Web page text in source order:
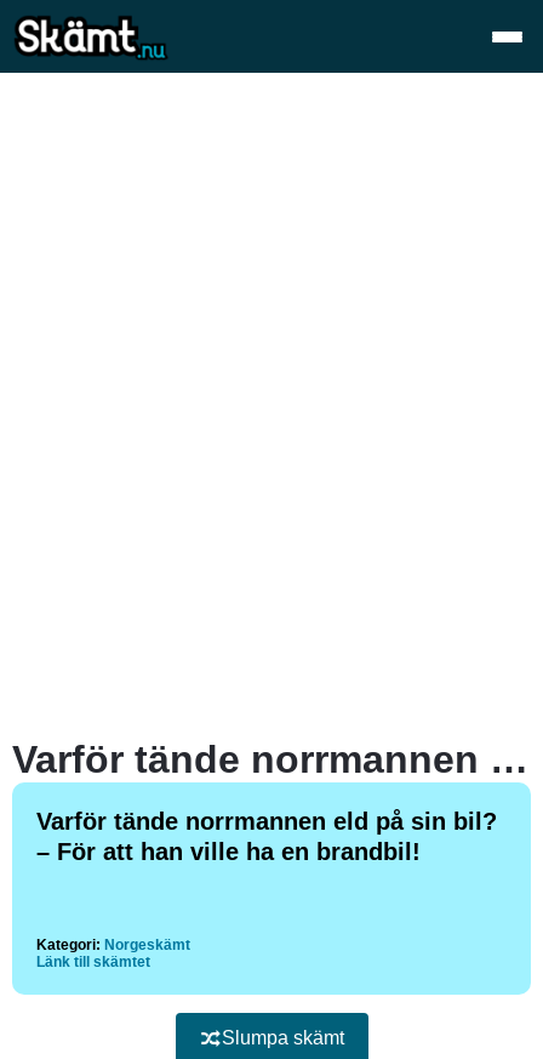
Varför tände norrmannen eld på sin bil?
Varför tände norrmannen eld på sin bil?
– För att han ville ha en brandbil!
Kategori: Norgeskämt
Länk till skämtet
Slumpa skämt